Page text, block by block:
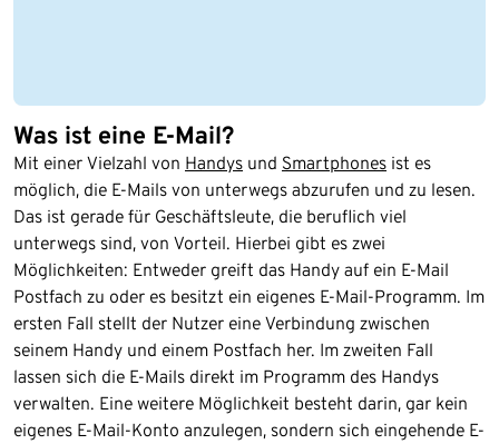
Was ist eine E-Mail?
Mit einer Vielzahl von Handys und Smartphones ist es
möglich, die E-Mails von unterwegs abzurufen und zu lesen.
Das ist gerade für Geschäftsleute, die beruflich viel
unterwegs sind, von Vorteil. Hierbei gibt es zwei
Möglichkeiten: Entweder greift das Handy auf ein E-Mail
Postfach zu oder es besitzt ein eigenes E-Mail-Programm. Im
ersten Fall stellt der Nutzer eine Verbindung zwischen
seinem Handy und einem Postfach her. Im zweiten Fall
lassen sich die E-Mails direkt im Programm des Handys
verwalten. Eine weitere Möglichkeit besteht darin, gar kein
eigenes E-Mail-Konto anzulegen, sondern sich eingehende E-